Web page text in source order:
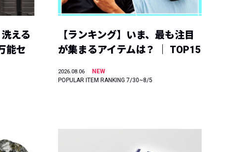
える
能セ
【ランキング】いま、最も注目
が集まるアイテムは？ ｜ TOP15
2026.08.06
NEW
POPULAR ITEM RANKING 7/30~8/5